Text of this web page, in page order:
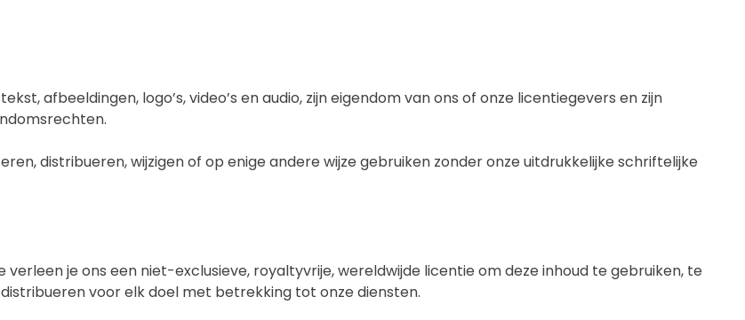
afbeeldingen, logo’s, video’s en audio, zijn eigendom van ons of onze licentiegevers en zijn
distribueren, wijzigen of op enige andere wijze gebruiken zonder onze uitdrukkelijke schriftelijke
je ons een niet-exclusieve, royaltyvrije, wereldwijde licentie om deze inhoud te gebruiken, te
voor elk doel met betrekking tot onze diensten.